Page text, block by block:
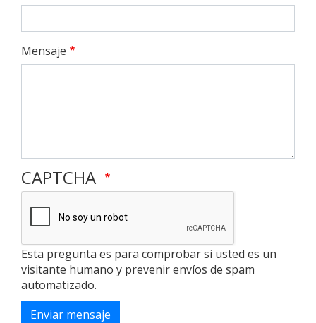
Mensaje
CAPTCHA
Esta pregunta es para comprobar si usted es un
visitante humano y prevenir envíos de spam
automatizado.
Enviar mensaje